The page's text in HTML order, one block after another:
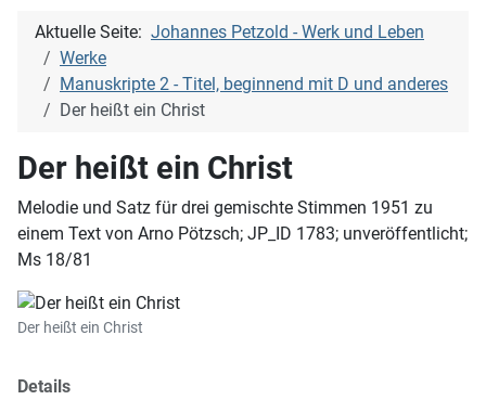
Aktuelle Seite: Johannes Petzold - Werk und Leben
Werke
Manuskripte 2 - Titel, beginnend mit D und anderes
Der heißt ein Christ
Der heißt ein Christ
Melodie und Satz für drei gemischte Stimmen 1951 zu
einem Text von Arno Pötzsch; JP_ID 1783; unveröffentlicht;
Ms 18/81
Der heißt ein Christ
Details